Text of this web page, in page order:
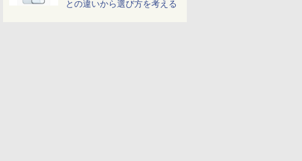
との違いから選び方を考える